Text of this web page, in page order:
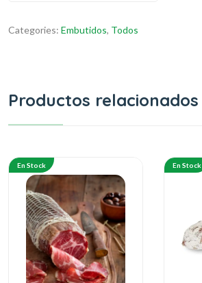
Categories: Embutidos, Todos
Productos relacionados
En Stock En Stock